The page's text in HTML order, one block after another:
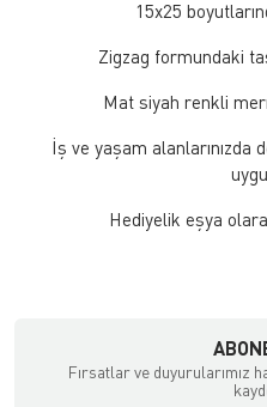
15x25
Zigzag formundaki
Mat siyah renkli
İş ve yaşam alanlarınızda
Hediyelik eşya
Fırsatlar ve duyurularımız